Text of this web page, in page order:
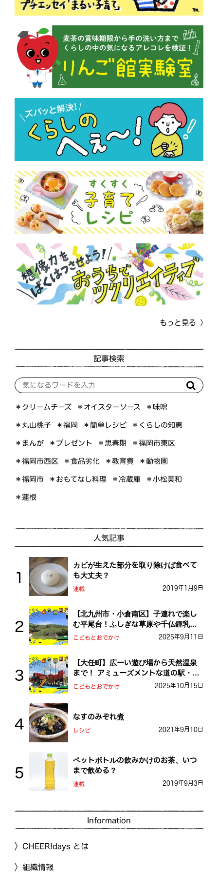
もっと見る
記事検索
＊クリームチーズ ＊オイスターソース ＊味噌
＊丸山桃子 ＊福岡 ＊簡単レシピ ＊くらしの知恵
＊まんが ＊プレゼント ＊思春期 ＊福岡市東区
＊福岡市西区 ＊食品劣化 ＊教育費 ＊動物園
＊福岡市 ＊おもてなし料理 ＊冷蔵庫 ＊小松美和
＊蓮根
人気記事
カビが生えた部分を取り除けば食べて
も大丈夫？
連載 2019年1月9日
【北九州市・小倉南区】子連れで楽し
む平尾台！ふしぎな草原や千仏鍾乳洞
を探検しよう！
こどもとおでかけ 2025年9月11日
【大任町】広ーい遊び場から天然温泉
まで！ アミューズメントな道の駅・お
おとう桜街道
こどもとおでかけ 2025年10月15日
なすのみぞれ煮
レシピ 2021年9月10日
ペットボトルの飲みかけのお茶、いつ
まで飲める？
連載 2019年9月3日
Information
CHEER!days とは
組織情報